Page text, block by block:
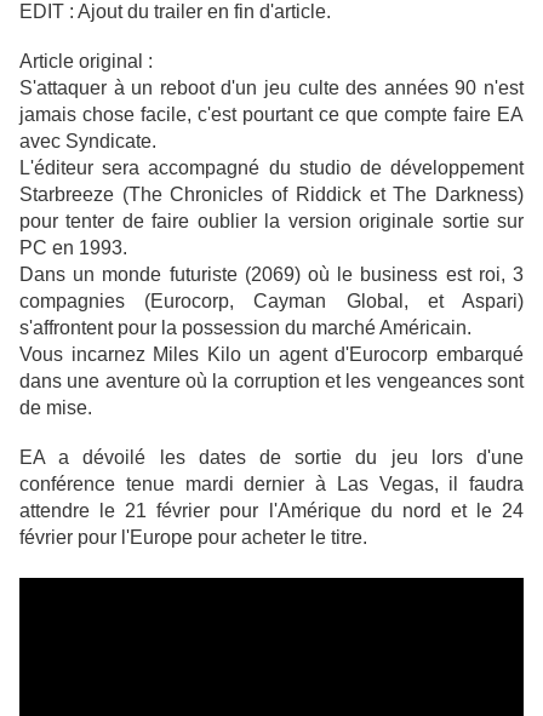
EDIT : Ajout du trailer en fin d'article.
Article original :
S'attaquer à un reboot d'un jeu culte des années 90 n'est
jamais chose facile, c'est pourtant ce que compte faire EA
avec Syndicate.
L'éditeur sera accompagné du studio de développement
Starbreeze (The Chronicles of Riddick et The Darkness)
pour tenter de faire oublier la version originale sortie sur
PC en 1993.
Dans un monde futuriste (2069) où le business est roi, 3
compagnies (Eurocorp, Cayman Global, et Aspari)
s'affrontent pour la possession du marché Américain.
Vous incarnez Miles Kilo un agent d'Eurocorp embarqué
dans une aventure où la corruption et les vengeances sont
de mise.
EA a dévoilé les dates de sortie du jeu lors d'une
conférence tenue mardi dernier à Las Vegas, il faudra
attendre le 21 février pour l'Amérique du nord et le 24
février pour l'Europe pour acheter le titre.